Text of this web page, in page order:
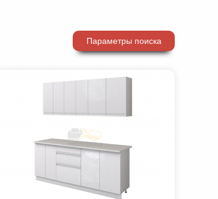
Параметры поиска